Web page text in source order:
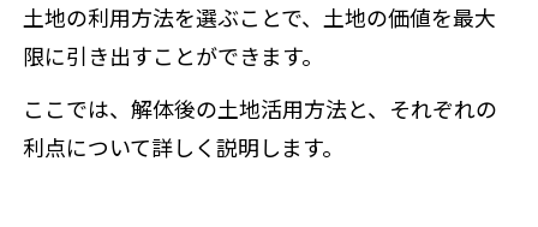
土地の利用方法を選ぶことで、土地の価値を最大
限に引き出すことができます。
ここでは、解体後の土地活用方法と、それぞれの
利点について詳しく説明します。